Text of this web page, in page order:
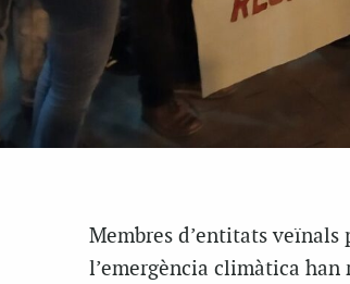
Membres d’entitats
l’emergència climàtica